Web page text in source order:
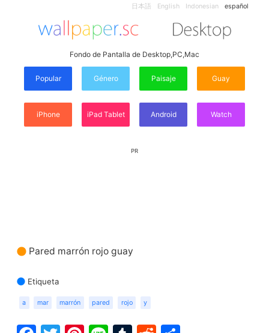
日本語 English Indonesian español
Fondo de Pantalla de Desktop,PC,Mac
Popular Género Paisaje Guay
iPhone iPad Tablet Android Watch
PR
Pared marrón rojo guay
Etiqueta
a mar marrón pared rojo y